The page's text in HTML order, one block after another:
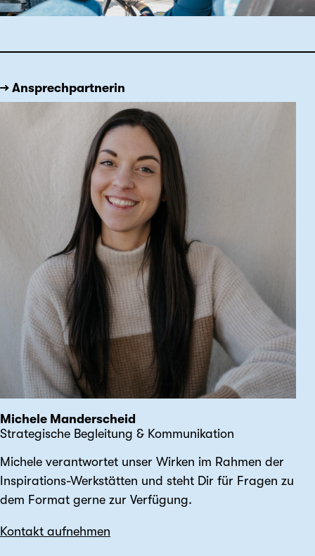
→ Ansprechpartnerin
Michele Manderscheid
Strategische Begleitung & Kommunikation
Michele verantwortet unser Wirken im Rahmen der
Inspirations-Werkstätten und steht Dir für Fragen zu
dem Format gerne zur Verfügung.
Kontakt aufnehmen